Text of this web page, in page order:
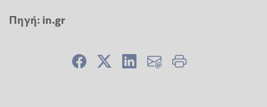
Πηγή: in.gr